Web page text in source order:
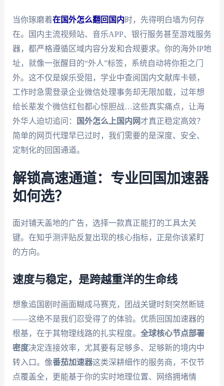
当你琢磨着在国外怎么翻回国内时，先得明白墙为何存
在。国内主流视频站、音乐APP、银行服务甚至游戏服务
器，都严格遵循区域内容分发和合规要求。你的海外IP地
址，就像一张醒目的“外人”标签，系统自动将你拒之门
外。这不仅是娱乐受阻，学业中查阅国内文献库卡顿，
工作时急需登录企业微信处理事务却无限加载，过年想
给长辈发个微信红包都心惊胆战…这些真实痛点，让海
外华人迫切追问：
国外怎么上国内网才真正稳定高效？
简单的网页代理早已过时，我们需要的是深度、安全、
定制化的回国通道。
解锁高速通道：专业回国加速器
如何选？
面对铺天盖地的广告，选择一款真正能打的工具太关
键。在知乎测评贴反复出现的核心指标，正是你该紧盯
的方向。
速度与稳定，是跨越重洋的生命线
想象追国剧时画面糊成马赛克，团战关键时刻突然断链
——这绝不是我们忍受得了的体验。优质回国加速器的
根基，在于其物理线路的扎实程度。 全球核心节点部署
密度决定连接效率，尤其要有足够多、足够新的境内中
转入口。像番茄加速器这类深耕细作的服务商，不仅节
点覆盖全，更能基于你的实时地理位置、网络拥堵情